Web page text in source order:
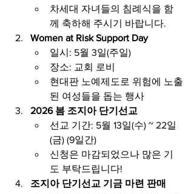
차세대 자녀들의 침례식을 함
께 축하해 주시기 바랍니다.
Women at Risk Support Day
일시: 5월 3일(주일)
장소: 교회 로비
현대판 노예제도로 위험에 노출
된 여성들을 돕는 행사
2026 봄 조지아 단기선교
선교 기간: 5월 13일(수) ~ 22일
(금) (9일간)
신청은 마감되었으나 많은 기
도 부탁드립니다!
조지아 단기선교 기금 마련 판매